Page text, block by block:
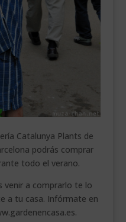
Catalunya Plants de
podrás comprar
todo el verano.
venir a comprarlo te lo
a tu casa. Infórmate en